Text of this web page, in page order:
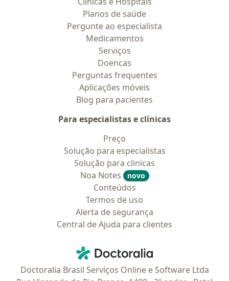
Planos de saúde
Pergunte ao especialista
Medicamentos
Serviços
Doencas
Perguntas frequentes
Aplicações móveis
Blog para pacientes
Para especialistas e clínicas
Preço
Solução para especialistas
Solução para clinicas
Noa Notes
novo
Conteúdos
Termos de uso
Alerta de segurança
Central de Ajuda para clientes
Doctoralia - Homepage
Doctoralia Brasil Serviços Online e Software Ltda